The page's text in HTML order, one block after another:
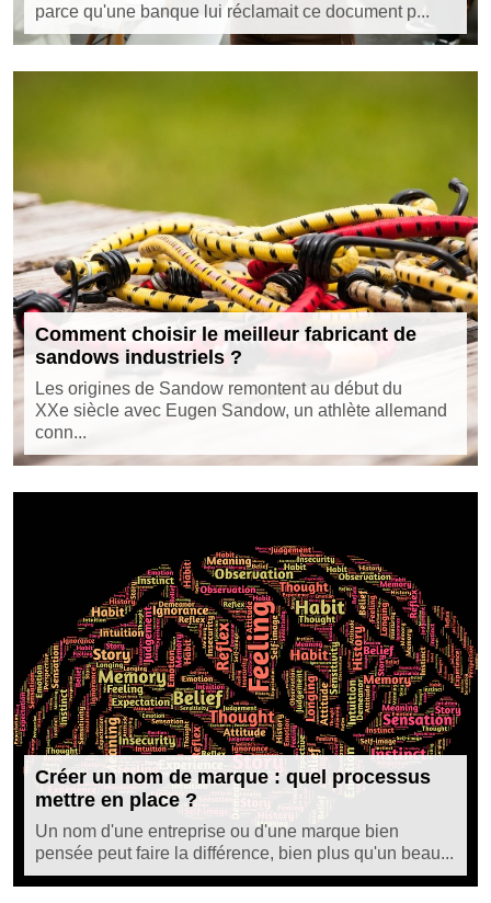
parce qu'une banque lui réclamait ce document p...
Comment choisir le meilleur fabricant de
sandows industriels ?
Les origines de Sandow remontent au début du
XXe siècle avec Eugen Sandow, un athlète allemand
conn...
Créer un nom de marque : quel processus
mettre en place ?
Un nom d'une entreprise ou d'une marque bien
pensée peut faire la différence, bien plus qu'un beau...